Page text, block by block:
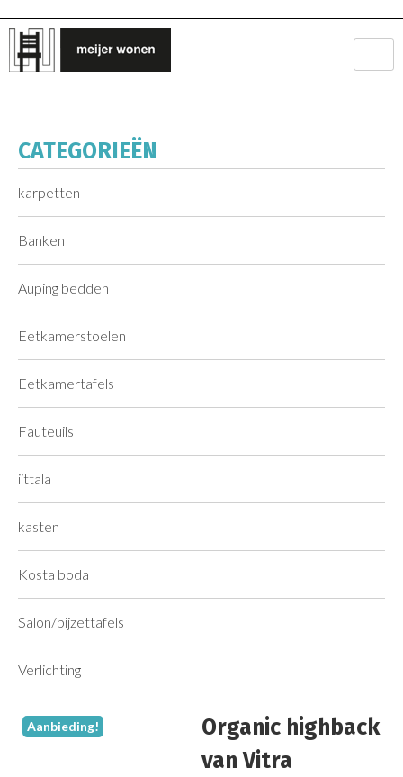
CATEGORIEËN
karpetten
Banken
Auping bedden
Eetkamerstoelen
Eetkamertafels
Fauteuils
iittala
kasten
Kosta boda
Salon/bijzettafels
Verlichting
Aanbieding!
Organic highback
van Vitra